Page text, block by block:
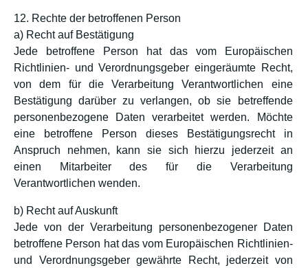
12. Rechte der betroffenen Person
a) Recht auf Bestätigung
Jede betroffene Person hat das vom Europäischen
Richtlinien- und Verordnungsgeber eingeräumte Recht,
von dem für die Verarbeitung Verantwortlichen eine
Bestätigung darüber zu verlangen, ob sie betreffende
personenbezogene Daten verarbeitet werden. Möchte
eine betroffene Person dieses Bestätigungsrecht in
Anspruch nehmen, kann sie sich hierzu jederzeit an
einen Mitarbeiter des für die Verarbeitung
Verantwortlichen wenden.
b) Recht auf Auskunft
Jede von der Verarbeitung personenbezogener Daten
betroffene Person hat das vom Europäischen Richtlinien-
und Verordnungsgeber gewährte Recht, jederzeit von